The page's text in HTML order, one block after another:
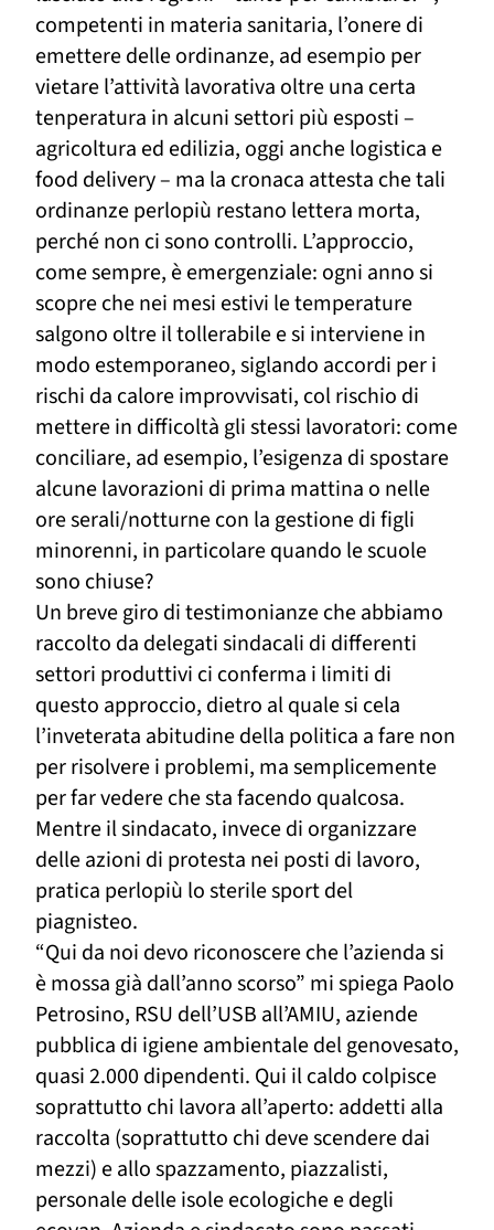
competenti in materia sanitaria, l’onere di
emettere delle ordinanze, ad esempio per
vietare l’attività lavorativa oltre una certa
tenperatura in alcuni settori più esposti –
agricoltura ed edilizia, oggi anche logistica e
food delivery – ma la cronaca attesta che tali
ordinanze perlopiù restano lettera morta,
perché non ci sono controlli. L’approccio,
come sempre, è emergenziale: ogni anno si
scopre che nei mesi estivi le temperature
salgono oltre il tollerabile e si interviene in
modo estemporaneo, siglando accordi per i
rischi da calore improvvisati, col rischio di
mettere in difficoltà gli stessi lavoratori: come
conciliare, ad esempio, l’esigenza di spostare
alcune lavorazioni di prima mattina o nelle
ore serali/notturne con la gestione di figli
minorenni, in particolare quando le scuole
sono chiuse?
Un breve giro di testimonianze che abbiamo
raccolto da delegati sindacali di differenti
settori produttivi ci conferma i limiti di
questo approccio, dietro al quale si cela
l’inveterata abitudine della politica a fare non
per risolvere i problemi, ma semplicemente
per far vedere che sta facendo qualcosa.
Mentre il sindacato, invece di organizzare
delle azioni di protesta nei posti di lavoro,
pratica perlopiù lo sterile sport del
piagnisteo.
“Qui da noi devo riconoscere che l’azienda si
è mossa già dall’anno scorso” mi spiega Paolo
Petrosino, RSU dell’USB all’AMIU, aziende
pubblica di igiene ambientale del genovesato,
quasi 2.000 dipendenti. Qui il caldo colpisce
soprattutto chi lavora all’aperto: addetti alla
raccolta (soprattutto chi deve scendere dai
mezzi) e allo spazzamento, piazzalisti,
personale delle isole ecologiche e degli